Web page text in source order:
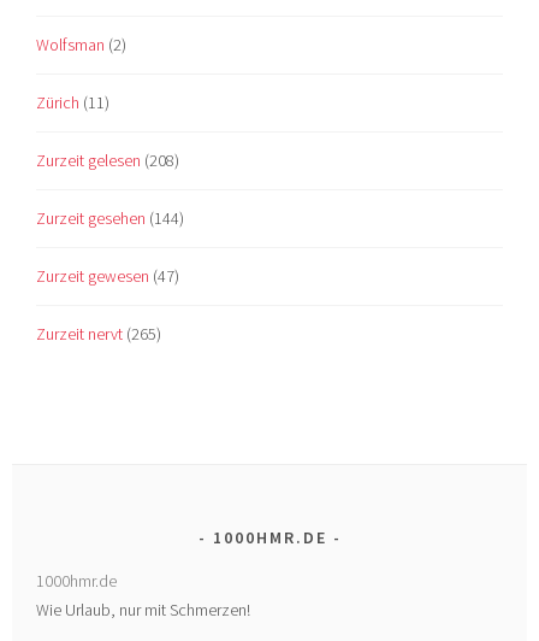
Wolfsman (2)
Zürich (11)
Zurzeit gelesen (208)
Zurzeit gesehen (144)
Zurzeit gewesen (47)
Zurzeit nervt (265)
1000HMR.DE
1000hmr.de
Wie Urlaub, nur mit Schmerzen!